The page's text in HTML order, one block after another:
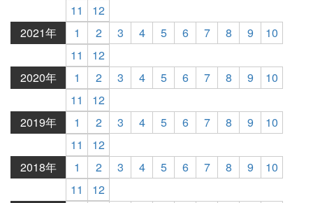
11
12
2021年
1 2 3 4 5 6 7 8 9
10
11
12
2020年
1 2 3 4 5 6 7 8 9
10
11
12
2019年
1 2 3 4 5 6 7 8 9
10
11
12
2018年
1 2 3 4 5 6 7 8 9
10
11
12